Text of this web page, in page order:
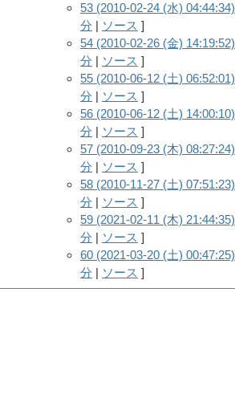
53 (2010-02-24 (水) 04:44:34)
分 | ソース ]
54 (2010-02-26 (金) 14:19:52)
分 | ソース ]
55 (2010-06-12 (土) 06:52:01)
分 | ソース ]
56 (2010-06-12 (土) 14:00:10)
分 | ソース ]
57 (2010-09-23 (木) 08:27:24)
分 | ソース ]
58 (2010-11-27 (土) 07:51:23)
分 | ソース ]
59 (2021-02-11 (木) 21:44:35)
分 | ソース ]
60 (2021-03-20 (土) 00:47:25)
分 | ソース ]